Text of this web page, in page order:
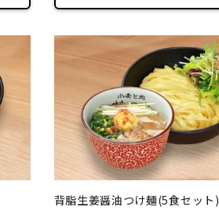
背脂生姜醤油つけ麺(5食セット)